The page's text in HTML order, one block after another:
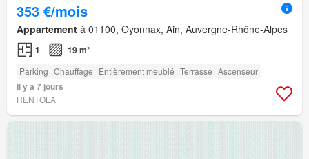
353 €/mois
Appartement à 01100, Oyonnax, Ain, Auvergne-Rhône-Alpes
1 19 m²
Parking Chauffage Entièrement meublé Terrasse Ascenseur
Il y a 7 jours
RENTOLA